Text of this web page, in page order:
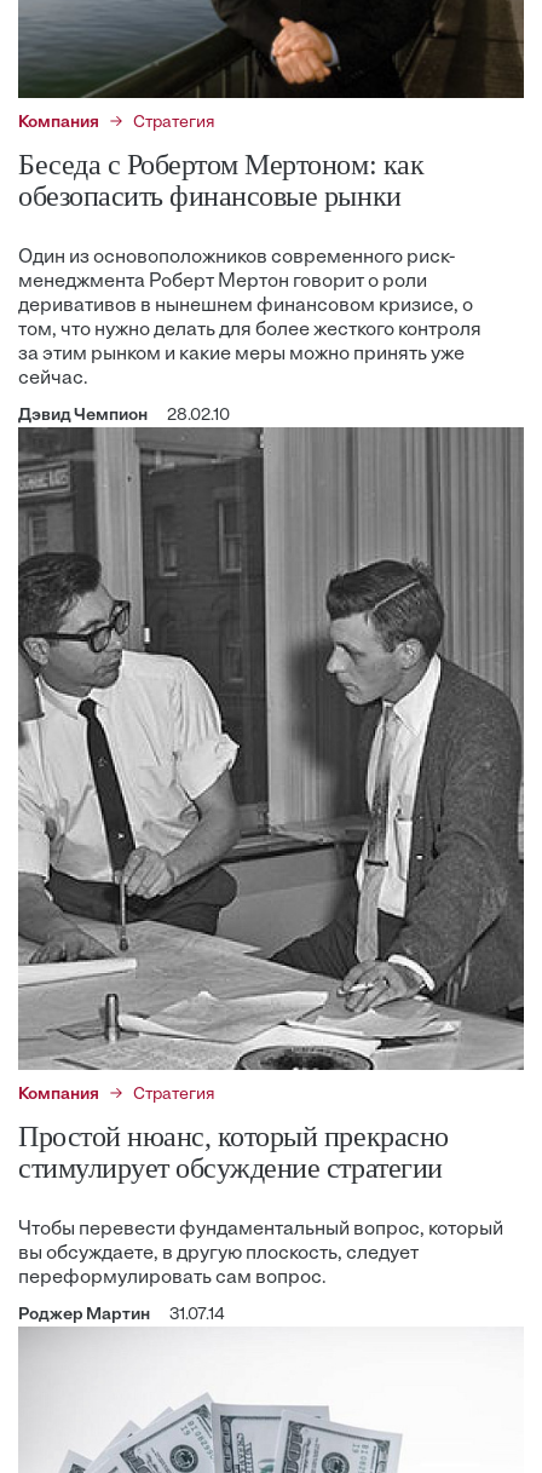
Компания Стратегия
Беседа с Робертом Мертоном: как
обезопасить финансовые рынки
Один из основоположников современного риск-
менеджмента Роберт Мертон говорит о роли
деривативов в нынешнем финансовом кризисе, о
том, что нужно делать для более жесткого контроля
за этим рынком и какие меры можно принять уже
сейчас.
Дэвид Чемпион 28.02.10
Компания Стратегия
Простой нюанс, который прекрасно
стимулирует обсуждение стратегии
Чтобы перевести фундаментальный вопрос, который
вы обсуждаете, в другую плоскость, следует
переформулировать сам вопрос.
Роджер Мартин 31.07.14